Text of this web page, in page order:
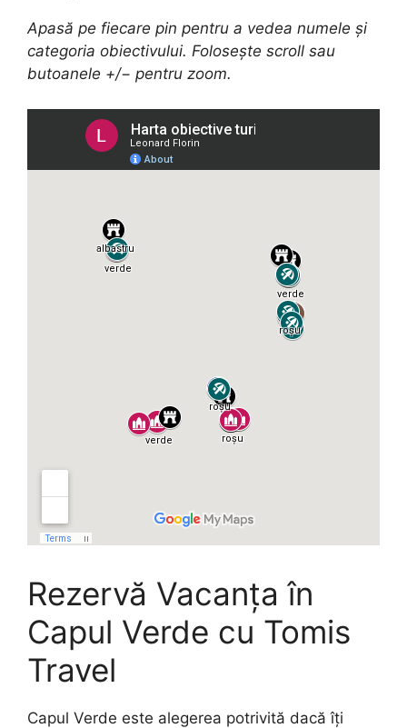
Apasă pe fiecare pin pentru a vedea numele și
categoria obiectivului. Folosește scroll sau
butoanele +/− pentru zoom.
Rezervă Vacanța în
Capul Verde cu Tomis
Travel
Capul Verde este alegerea potrivită dacă îți